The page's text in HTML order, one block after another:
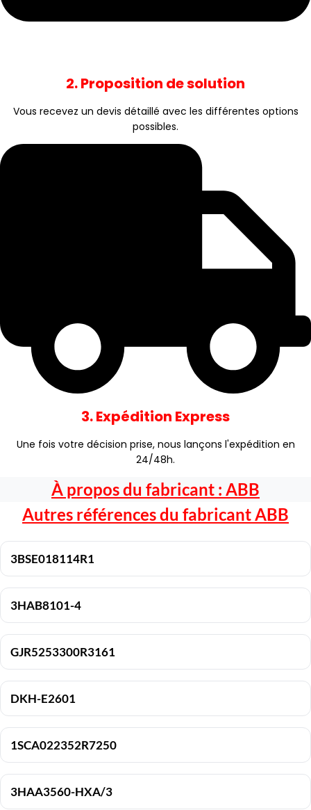
2. Proposition de solution
Vous recevez un devis détaillé avec les différentes options
possibles.
3. Expédition Express
Une fois votre décision prise, nous lançons l'expédition en
24/48h.
À propos du fabricant : ABB
Autres références du fabricant ABB
3BSE018114R1
3HAB8101-4
GJR5253300R3161
DKH-E2601
1SCA022352R7250
3HAA3560-HXA/3